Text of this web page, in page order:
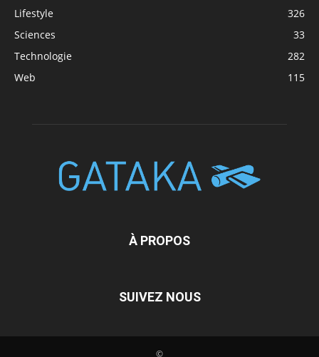
Lifestyle
326
Sciences
33
Technologie
282
Web
115
À PROPOS
SUIVEZ NOUS
©